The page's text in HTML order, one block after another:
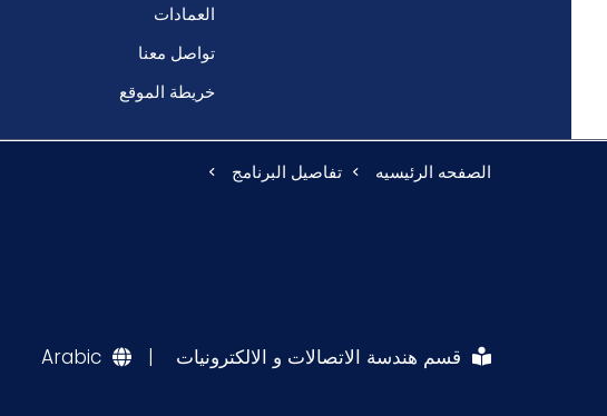
العمادات
تواصل معنا
خريطة الموقع
الصفحه الرئيسيه تفاصيل البرنامج
قسم هندسة الاتصالات و الالكترونيات |
Arabic